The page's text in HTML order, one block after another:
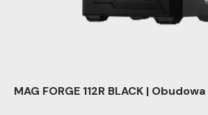
MAG FORGE 112R BLACK | Obudowa